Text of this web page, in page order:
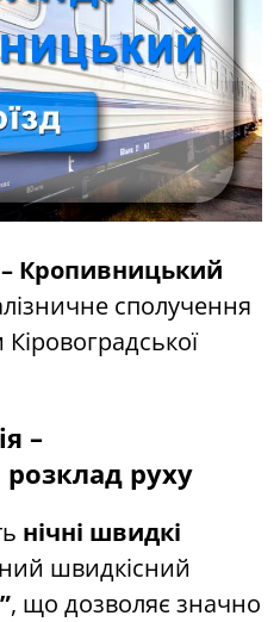
– Кропивницький
сполучення
–
руху
нічні швидкі
швидкісний
, що дозволяє значно